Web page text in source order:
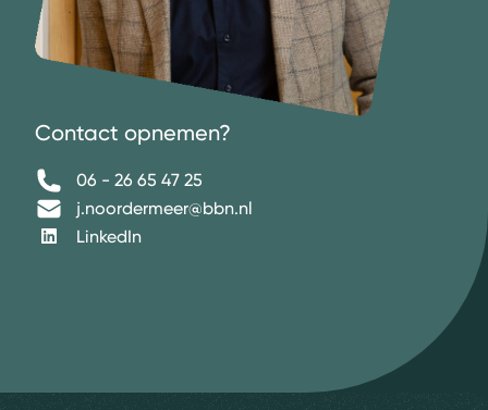
Contact opnemen?
06 - 26 65 47 25
j.noordermeer@bbn.nl
LinkedIn